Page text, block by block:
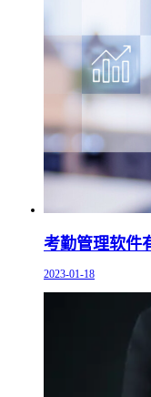
考勤管理软件
2023-01-18